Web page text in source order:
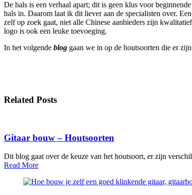
De hals is een verhaal apart; dit is geen klus voor
hals in. Daarom laat ik dit liever aan de specialisten over.
zelf op zoek gaat, niet alle Chinese aanbieders zijn
logo is ook een leuke toevoeging.
In het volgende blog gaan we in op de houtsoorten die er
Related Posts
Gitaar bouw – Houtsoorten
Dit blog gaat over de keuze van het houtsoort, er zijn
Read More